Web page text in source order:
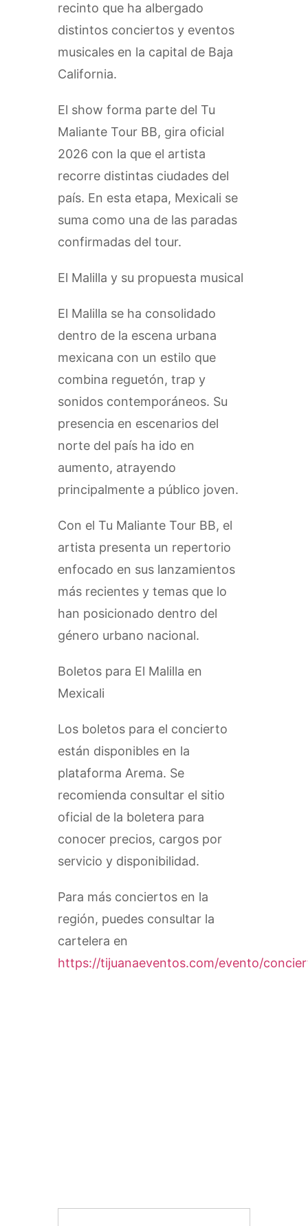
recinto que ha albergado
distintos conciertos y eventos
musicales en la capital de Baja
California.
El show forma parte del Tu
Maliante Tour BB, gira oficial
2026 con la que el artista
recorre distintas ciudades del
país. En esta etapa, Mexicali se
suma como una de las paradas
confirmadas del tour.
El Malilla y su propuesta musical
El Malilla se ha consolidado
dentro de la escena urbana
mexicana con un estilo que
combina reguetón, trap y
sonidos contemporáneos. Su
presencia en escenarios del
norte del país ha ido en
aumento, atrayendo
principalmente a público joven.
Con el Tu Maliante Tour BB, el
artista presenta un repertorio
enfocado en sus lanzamientos
más recientes y temas que lo
han posicionado dentro del
género urbano nacional.
Boletos para El Malilla en
Mexicali
Los boletos para el concierto
están disponibles en la
plataforma Arema. Se
recomienda consultar el sitio
oficial de la boletera para
conocer precios, cargos por
servicio y disponibilidad.
Para más conciertos en la
región, puedes consultar la
cartelera en
https://tijuanaeventos.com/evento/